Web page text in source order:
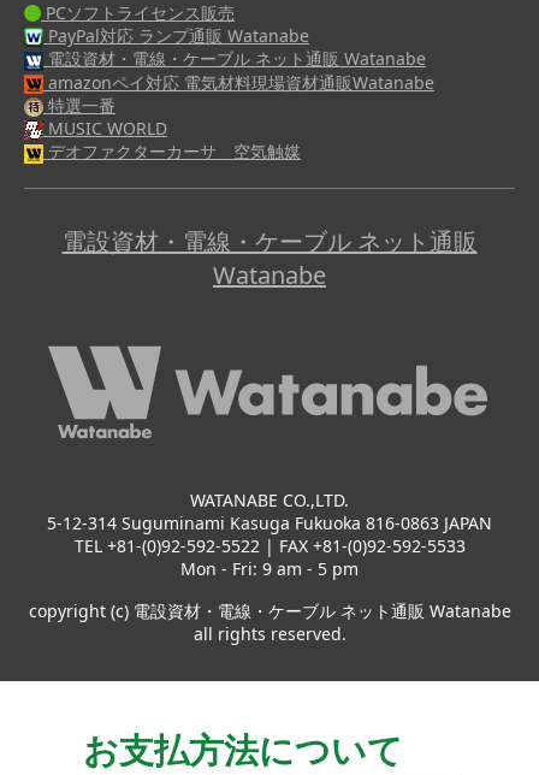
PCソフトライセンス販売
PayPal対応 ランプ通販 Watanabe
電設資材・電線・ケーブル ネット通販 Watanabe
amazonペイ対応 電気材料現場資材通販Watanabe
特選一番
MUSIC WORLD
デオファクターカーサ 空気触媒
電設資材・電線・ケーブル ネット通販
Watanabe
WATANABE CO.,LTD.
5-12-314 Suguminami Kasuga Fukuoka 816-0863 JAPAN
TEL +81-(0)92-592-5522 | FAX +81-(0)92-592-5533
Mon - Fri: 9 am - 5 pm
copyright (c) 電設資材・電線・ケーブル ネット通販 Watanabe
all rights reserved.
お支払方法について